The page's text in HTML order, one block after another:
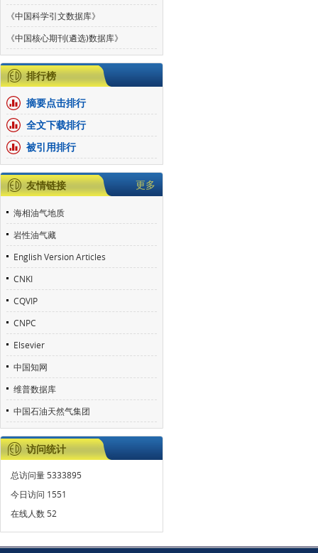
《中国科学引文数据库》
《中国核心期刊(遴选)数据库》
排行榜
摘要点击排行
全文下载排行
被引用排行
友情链接 更多
海相油气地质
岩性油气藏
English Version Articles
CNKI
CQVIP
CNPC
Elsevier
中国知网
维普数据库
中国石油天然气集团
访问统计
总访问量5333895
今日访问 1551
在线人数52